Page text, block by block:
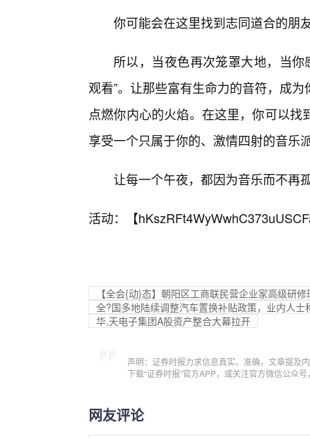
你可能会在这里找到志同道合的朋
所以，当夜色再次笼罩大地，当
观看”。让那些富有生命力的音符，成
点燃你内心的火焰。在这里，你可以
享受一个只属于你的、激情四射的音乐
让每一个午夜，都因为音乐而不再
活动：【
【全会{动}态】朝阳区工商联民营企业家高级研
全?国多地陆续调整汽车置换补贴政策，业内人士
华,天电子集团A股资产整合大幕拉开
声明：证券时报力求信息真实、准确，文章提及
下载“证券时报”官方APP，或关注官方微信公众
网友评论